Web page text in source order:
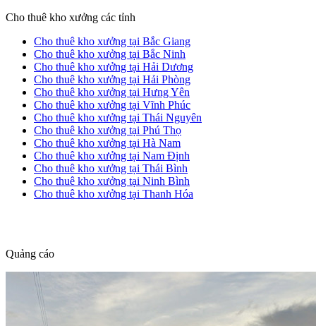
Cho thuê kho xưởng các tỉnh
Cho thuê kho xưởng tại Bắc Giang
Cho thuê kho xưởng tại Bắc Ninh
Cho thuê kho xưởng tại Hải Dương
Cho thuê kho xưởng tại Hải Phòng
Cho thuê kho xưởng tại Hưng Yên
Cho thuê kho xưởng tại Vĩnh Phúc
Cho thuê kho xưởng tại Thái Nguyên
Cho thuê kho xưởng tại Phú Thọ
Cho thuê kho xưởng tại Hà Nam
Cho thuê kho xưởng tại Nam Định
Cho thuê kho xưởng tại Thái Bình
Cho thuê kho xưởng tại Ninh Bình
Cho thuê kho xưởng tại Thanh Hóa
Quảng cáo